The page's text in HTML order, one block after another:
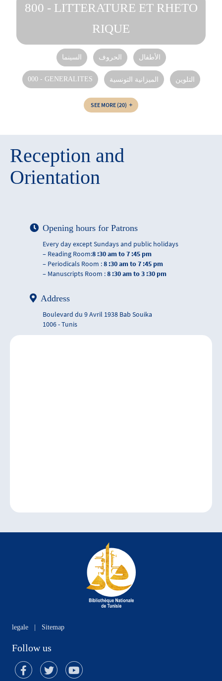
800 - LITTERATURE ET RHETO
RIQUE
السينما الحروف الأطفال
000 - GENERALITES الميزانية التونسية التلوين
SEE MORE (20)
Reception and
Orientation
Opening hours for Patrons
Every day except Sundays and public holidays
– Reading Room:8 :30 am to 7 :45 pm
– Periodicals Room :8 :30 am to 7 :45 pm
– Manuscripts Room :8 :30 am to 3 :30 pm
Address
Boulevard du 9 Avril 1938 Bab Souika
1006 - Tunis
legale | Sitemap
Follow us